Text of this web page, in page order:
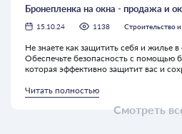
Смотреть
Бронепленка на окна - продажа и
15.10.24 1138 Строительство
Не знаете как защитить себя и жилье
Обеспечьте безопасность с помощью
которая эффективно защитит вас и
Читать полностью